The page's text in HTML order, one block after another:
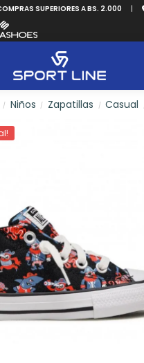
SUPERIORES A BS. 2.000 |
/ Niños / Zapatillas / Casual